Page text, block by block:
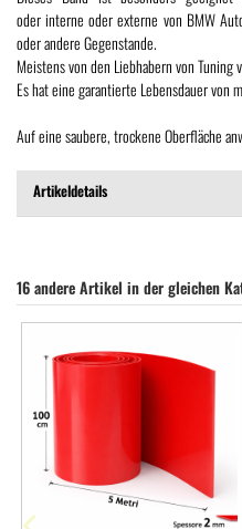
oder interne oder externe von BMW
oder andere Gegenstande.
Meistens von den Liebhabern von Tuning
Es hat eine garantierte Lebensdauer von
Auf eine saubere, trockene Oberfläche
Artikeldetails
16 andere Artikel in der gleichen